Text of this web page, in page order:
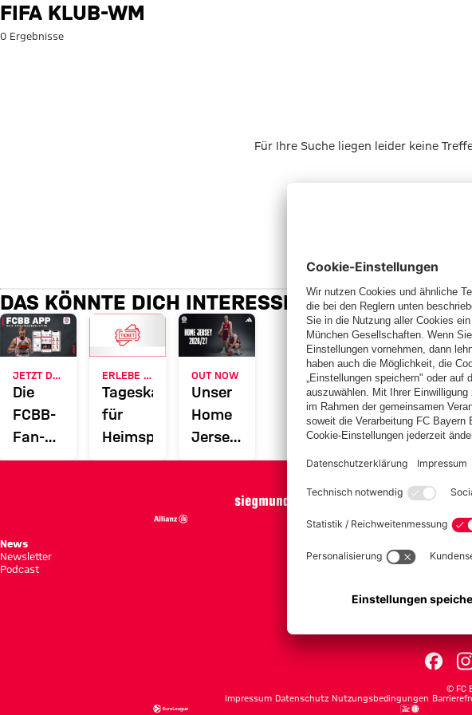
Suche: FIFA Klub-WM
FIFA KLUB-WM
0 Ergebnisse
Für Ihre Suche liegen leider keine
DAS KÖNNTE DICH INTERESSIEREN
JETZT DOWNLOADEN
Die
FCBB-
Fan-
App
ERLEBE DEN FCBB
Tageskarten
für
Heimspiele
OUT NOW
Unser
Home
Jersey
2026/27
News
Newsletter
Podcast
Tabelle
© FC
Impressum Datenschutz Nutzungsbedingungen